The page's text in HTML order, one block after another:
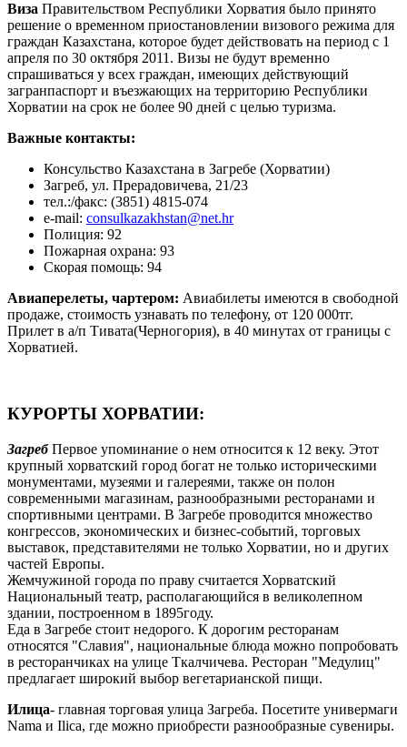
Виза Правительством Республики Хорватия было принято
решение о временном приостановлении визового режима для
граждан Казахстана, которое будет действовать на период с 1
апреля по 30 октября 2011. Визы не будут временно
спрашиваться у всех граждан, имеющих действующий
загранпаспорт и въезжающих на территорию Республики
Хорватии на срок не более 90 дней с целью туризма.
Важные контакты:
Консульство Казахстана в Загребе (Хорватии)
Загреб, ул. Прерадовичева, 21/23
тел.:/факс: (3851) 4815-074
e-mail: consulkazakhstan@net.hr
Полиция: 92
Пожарная охрана: 93
Скорая помощь: 94
Авиаперелеты, чартером: Авиабилеты имеются в свободной
продаже, стоимость узнавать по телефону, от 120 000тг.
Прилет в а/п Тивата(Черногория), в 40 минутах от границы с
Хорватией.
КУРОРТЫ ХОРВАТИИ:
ЗагребПервое упоминание о нем относится к 12 веку. Этот
крупный хорватский город богат не только историческими
монументами, музеями и галереями, также он полон
современными магазинам, разнообразными ресторанами и
спортивными центрами. В Загребе проводится множество
конгрессов, экономических и бизнес-событий, торговых
выставок, представителями не только Хорватии, но и других
частей Европы.
Жемчужиной города по праву считается Хорватский
Национальный театр, располагающийся в великолепном
здании, построенном в 1895году.
Еда в Загребе стоит недорого. К дорогим ресторанам
относятся "Славия", национальные блюда можно попробовать
в ресторанчиках на улице Ткалчичева. Ресторан "Медулиц"
предлагает широкий выбор вегетарианской пищи.
Илица- главная торговая улица Загреба. Посетите универмаги
Nama и Ilica, где можно приобрести разнообразные сувениры.